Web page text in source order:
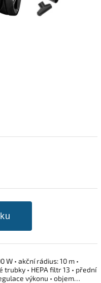
W • akční rádius: 10 m •
• HEPA filtr 13 • přední
výkonu • objem…